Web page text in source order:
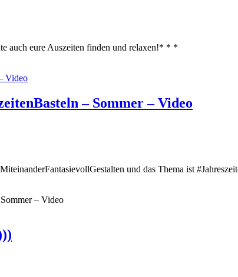
auch eure Auszeiten finden und relaxen!* * *
– Sommer – Video
und das Thema ist
– Video